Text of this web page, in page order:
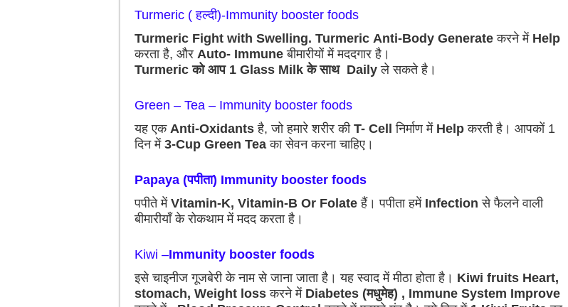
Turmeric ( हल्दी)-Immunity booster foods
Turmeric Fight with Swelling. Turmeric Anti-Body Generateकरने में Help
करता है, और Auto- Immune बीमारीयों में मददगार है।
Turmeric को आप 1 Glass Milk के साथ Daily ले सकते है।
Green – Tea – Immunity booster foods
यह एक Anti-Oxidants है, जो हमारे शरीर की T- Cell निर्माण में Helpकरती है। आपकों 1
दिन में 3-Cup Green Tea का सेवन करना चाहिए।
Papaya (पपीता) Immunity booster foods
पपीते में Vitamin-K, Vitamin-B Or Folate हैं। पपीता हमें Infection से फैलने वाली
बीमारीयाँ के रोकथाम में मदद करता है।
Kiwi –Immunity booster foods
इसे चाइनीज गूजबेरी के नाम से जाना जाता है। यह स्वाद में मीठा होता है। Kiwi fruits Heart,
stomach, Weight loss करने में Diabetes (मधुमेह) , Immune System Improve